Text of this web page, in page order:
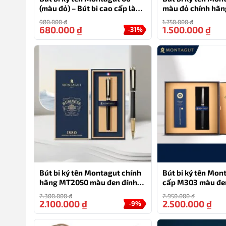
(màu đỏ) – Bút bi cao cấp làm
980.000₫
-31%
680.000₫
màu đỏ chính
1.750.000₫
1.500.000₫
Bút bi ký tên Montagut chính
hãng MT2050 màu đen đính
đá quà tặng cá nhân
2.300.000₫
-9%
2.100.000₫
Bút bi ký tên
cấp M303 màu
2.950.000₫
2.500.000₫